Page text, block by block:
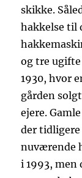
skikke.
hakkelse til
og tre
1930, hvor
gården
ejere.
der
nuværende
i 1993,